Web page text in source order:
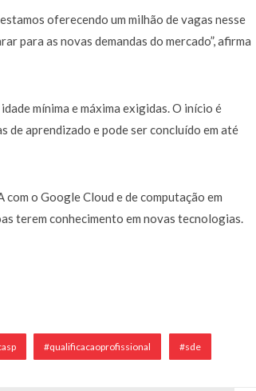
oferecendo um milhão de vagas nesse
para as novas demandas do mercado”, afirma
mínima e máxima exigidas. O início é
de aprendizado e pode ser concluído em até
o Google Cloud e de computação em
terem conhecimento em novas tecnologias.
#qualificacaoprofissional #sde